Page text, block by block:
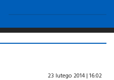
23 lutego 2014 | 16:02